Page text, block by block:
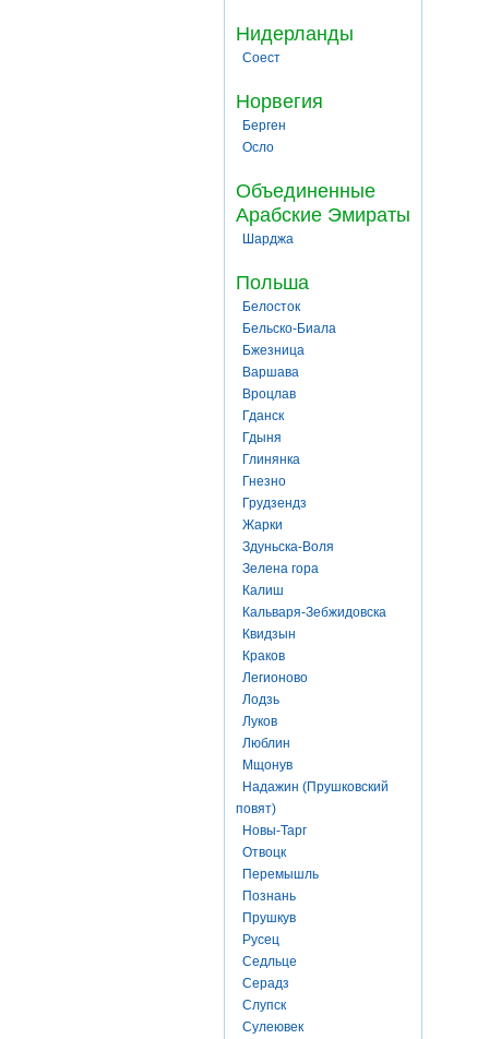
Нидерланды
Соест
Норвегия
Берген
Осло
Объединенные
Арабские Эмираты
Шарджа
Польша
Белосток
Бельско-Биала
Бжезница
Варшава
Вроцлав
Гданск
Гдыня
Глинянка
Гнезно
Грудзендз
Жарки
Здуньска-Воля
Зелена гора
Калиш
Кальваря-Зебжидовска
Квидзын
Краков
Легионово
Лодзь
Луков
Люблин
Мщонув
Надажин (Прушковский
повят)
Новы-Тарг
Отвоцк
Перемышль
Познань
Прушкув
Русец
Седльце
Серадз
Слупск
Сулеювек